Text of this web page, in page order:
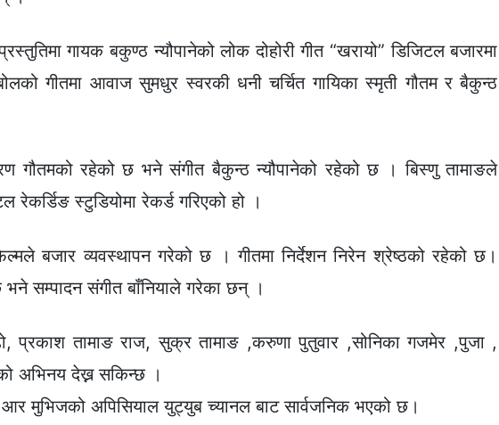
गायक बकुण्ठ न्यौपानेको लोक दोहोरी गीत “खरायो” डिजिटल बजारमा
गीतमा आवाज सुमधुर स्वरकी धनी चर्चित गायिका स्मृती गौतम र बैकुन्ठ
गौतमको रहेको छ भने संगीत बैकुन्ठ न्यौपानेको रहेको छ । बिस्णु तामाङले
स्टुडियोमा रेकर्ड गरिएको हो ।
बजार व्यवस्थापन गरेको छ । गीतमा निर्देशन निरेन श्रेष्ठको रहेको छ।
सम्पादन संगीत बाँनियाले गरेका छन् ।
प्रकाश तामाङ राज, सुक्र तामाङ ,करुणा पुतुवार ,सोनिका गजमेर ,पुजा ,
अभिनय देख्न सकिन्छ ।
आर मुभिजको अपिसियाल युट्युब च्यानल बाट सार्वजनिक भएको छ।